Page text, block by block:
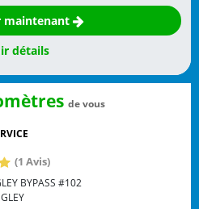
maintenant
détails
de vous
(1 Avis)
BYPASS #102